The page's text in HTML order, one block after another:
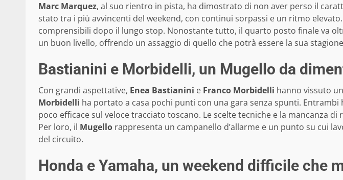
Marc Marquez, al suo rientro in pista, ha dimostrato di non aver perso il
stato tra i più avvincenti del weekend, con continui sorpassi e un ritmo
comprensibili dopo il lungo stop. Nonostante tutto, il quarto posto finale va
un buon livello, offrendo un assaggio di quello che potrà essere la sua
Bastianini e Morbidelli, un Mugello da
Con grandi aspettative, Enea Bastianini e Franco Morbidelli hanno vissuto
Morbidelli ha portato a casa pochi punti con una gara senza spunti.
poco efficace sul veloce tracciato toscano. Le scelte tecniche e la mancanza
Per loro, il Mugello rappresenta un campanello d’allarme e un punto su cui
del circuito.
Honda e Yamaha, un weekend difficile che